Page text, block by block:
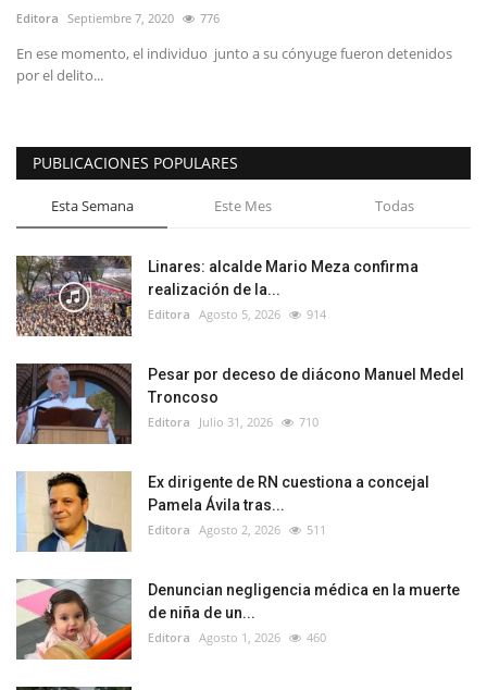
Editora Septiembre 7, 2020 776
En ese momento, el individuo junto a su cónyuge fueron detenidos
por el delito...
PUBLICACIONES POPULARES
Esta Semana Este Mes Todas
Linares: alcalde Mario Meza confirma
realización de la...
Editora Agosto 5, 2026 914
Pesar por deceso de diácono Manuel Medel
Troncoso
Editora Julio 31, 2026 710
Ex dirigente de RN cuestiona a concejal
Pamela Ávila tras...
Editora Agosto 2, 2026 511
Denuncian negligencia médica en la muerte
de niña de un...
Editora Agosto 1, 2026 460